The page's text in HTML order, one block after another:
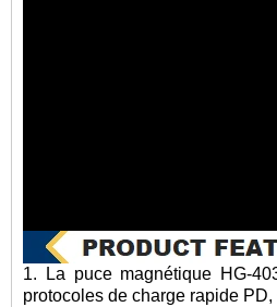
1. La puce magnétique HG-
protocoles de charge rapide